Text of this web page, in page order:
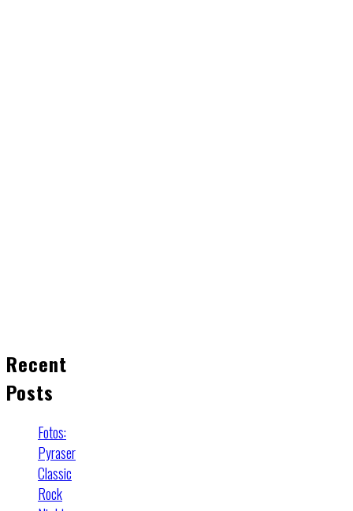
Recent
Posts
Fotos:
Pyraser
Classic
Rock